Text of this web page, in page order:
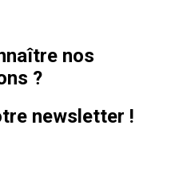
nos
?
newsletter !